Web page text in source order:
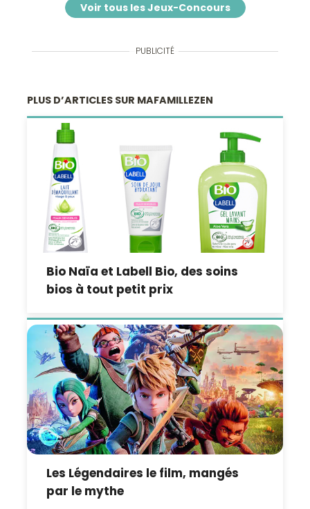
Voir tous les Jeux-Concours
PUBLICITÉ
PLUS D’ARTICLES SUR MAFAMILLEZEN
Bio Naïa et Labell Bio, des soins
bios à tout petit prix
Les Légendaires le film, mangés
par le mythe